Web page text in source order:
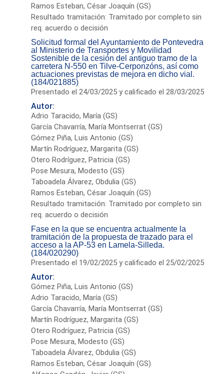
Ramos Esteban, César Joaquín (GS)
Resultado tramitación: Tramitado por completo sin
req. acuerdo o decisión
Solicitud formal del Ayuntamiento de Pontevedra
al Ministerio de Transportes y Movilidad
Sostenible de la cesión del antiguo tramo de la
carretera N-550 en Tilve-Cerponzóns, así como
actuaciones previstas de mejora en dicho vial.
(184/021885)
Presentado el 24/03/2025 y calificado el 28/03/2025
Autor:
Adrio Taracido, María (GS)
García Chavarría, María Montserrat (GS)
Gómez Piña, Luis Antonio (GS)
Martín Rodríguez, Margarita (GS)
Otero Rodríguez, Patricia (GS)
Pose Mesura, Modesto (GS)
Taboadela Álvarez, Obdulia (GS)
Ramos Esteban, César Joaquín (GS)
Resultado tramitación: Tramitado por completo sin
req. acuerdo o decisión
Fase en la que se encuentra actualmente la
tramitación de la propuesta de trazado para el
acceso a la AP-53 en Lamela-Silleda.
(184/020290)
Presentado el 19/02/2025 y calificado el 25/02/2025
Autor:
Gómez Piña, Luis Antonio (GS)
Adrio Taracido, María (GS)
García Chavarría, María Montserrat (GS)
Martín Rodríguez, Margarita (GS)
Otero Rodríguez, Patricia (GS)
Pose Mesura, Modesto (GS)
Taboadela Álvarez, Obdulia (GS)
Ramos Esteban, César Joaquín (GS)